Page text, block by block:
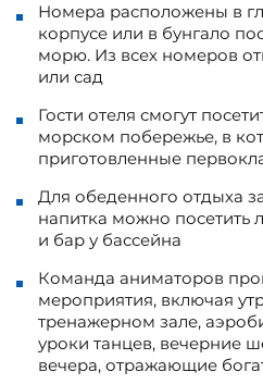
Номера расположены в
корпусе или в бунгало
морю. Из всех номеров
или сад
Гости отеля смогут
морском побережье, в
приготовленные
Для обеденного отдыха
напитка можно посетить
и бар у бассейна
Команда аниматоров
мероприятия, включая
тренажерном зале,
уроки танцев, вечерние
вечера, отражающие